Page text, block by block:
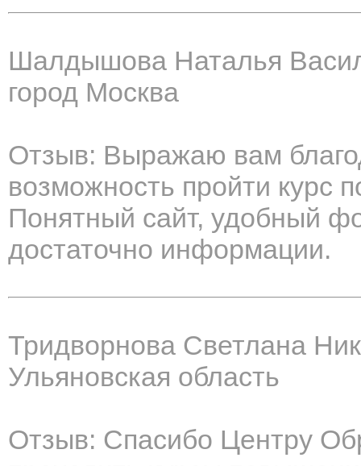
Шалдышова Наталья
город Москва
Отзыв: Выражаю вам
возможность пройти курс
Понятный сайт, удобный
достаточно информации.
Тридворнова Светлана
Ульяновская область
Отзыв: Спасибо Центру